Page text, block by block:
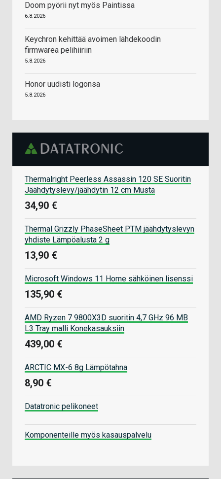
Doom pyörii nyt myös Paintissa
6.8.2026
Keychron kehittää avoimen lähdekoodin
firmwarea pelihiiriin
5.8.2026
Honor uudisti logonsa
5.8.2026
Thermalright Peerless Assassin 120 SE Suoritin
Jäähdytyslevy/jäähdytin 12 cm Musta
34,90 €
Thermal Grizzly PhaseSheet PTM jäähdytyslevyn
yhdiste Lämpöalusta 2 g
13,90 €
Microsoft Windows 11 Home sähköinen lisenssi
135,90 €
AMD Ryzen 7 9800X3D suoritin 4,7 GHz 96 MB
L3 Tray malli Konekasauksiin
439,00 €
ARCTIC MX-6 8g Lämpötahna
8,90 €
Datatronic pelikoneet
Komponenteille myös kasauspalvelu